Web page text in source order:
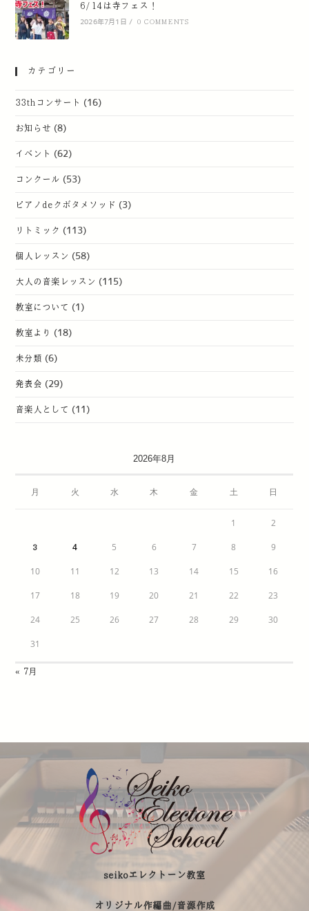
6/14は寺フェス！
2026年7月1日 / 0 COMMENTS
カテゴリー
33thコンサート (16)
お知らせ (8)
イベント (62)
コンクール (53)
ピアノdeクボタメソッド (3)
リトミック (113)
個人レッスン (58)
大人の音楽レッスン (115)
教室について (1)
教室より (18)
未分類 (6)
発表会 (29)
音楽人として (11)
2026年8月
月 火 水 木 金 土 日
1 2
3 4 5 6 7 8 9
10 11 12 13 14 15 16
17 18 19 20 21 22 23
24 25 26 27 28 29 30
31
« 7月
seikoエレクトーン教室
オリジナル作編曲/音源作成